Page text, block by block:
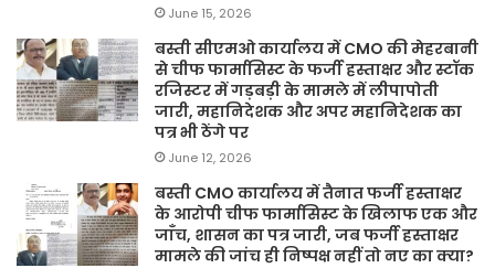
June 15, 2026
बस्ती सीएमओ कार्यालय में CMO की मेहरबानी
से चीफ फार्मासिस्ट के फर्जी हस्ताक्षर और स्टॉक
रजिस्टर में गड़बड़ी के मामले में लीपापोती
जारी, महानिदेशक और अपर महानिदेशक का
पत्र भी ठेंगे पर
June 12, 2026
बस्ती CMO कार्यालय में तैनात फर्जी हस्ताक्षर
के आरोपी चीफ फार्मासिस्ट के खिलाफ एक और
जाँच, शासन का पत्र जारी, जब फर्जी हस्ताक्षर
मामले की जांच ही निष्पक्ष नहीं तो नए का क्या?